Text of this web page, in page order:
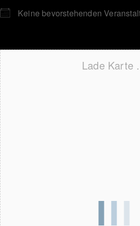
Keine bevorstehenden
Lade Karte